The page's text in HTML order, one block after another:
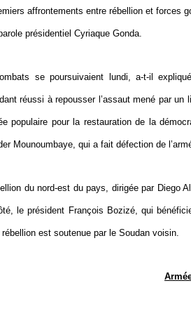
affrontements entre rébellion et forces
présidentiel Cyriaque Gonda.
se poursuivaient lundi, a-t-il
réussi à repousser l’assaut mené par
populaire pour la restauration de la
Mounoumbaye, qui a fait défection de
du nord-est du pays, dirigée par Diego
le président François Bozizé, qui
rébellion est soutenue par le Soudan voisin.